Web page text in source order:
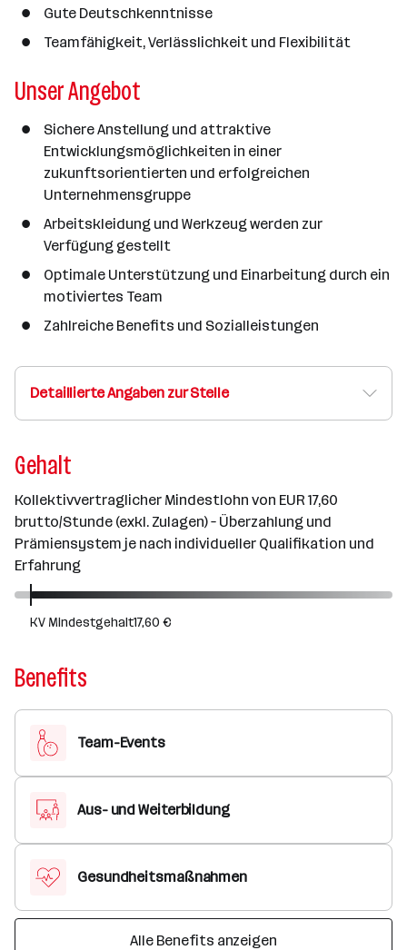
Gute Deutschkenntnisse
Teamfähigkeit, Verlässlichkeit und Flexibilität
Unser Angebot
Sichere Anstellung und attraktive
Entwicklungsmöglichkeiten in einer
zukunftsorientierten und erfolgreichen
Unternehmensgruppe
Arbeitskleidung und Werkzeug werden zur
Verfügung gestellt
Optimale Unterstützung und Einarbeitung durch ein
motiviertes Team
Zahlreiche Benefits und Sozialleistungen
Detaillierte Angaben zur Stelle
Gehalt
Kollektivvertraglicher Mindestlohn von EUR 17,60
brutto/Stunde (exkl. Zulagen) – Überzahlung und
Prämiensystem je nach individueller Qualifikation und
Erfahrung
KV Mindestgehalt17,60 €
Benefits
Team-Events
Aus- und Weiterbildung
Gesundheitsmaßnahmen
Alle Benefits anzeigen